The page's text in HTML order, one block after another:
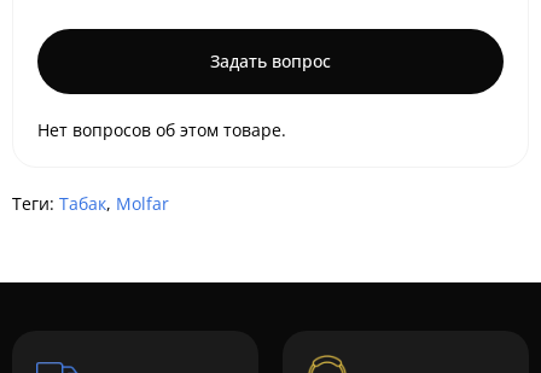
Задать вопрос
Нет вопросов об этом товаре.
Теги: Табак, Molfar